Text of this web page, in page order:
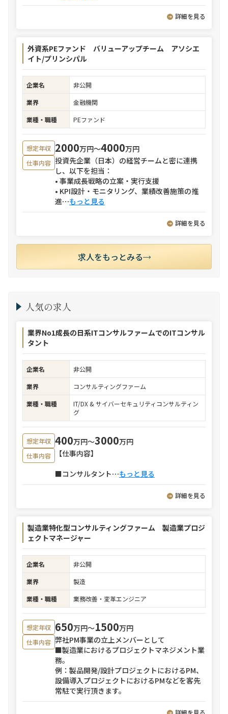
詳細を見る
外資系PEファンド バリューアップチーム アソシエ
イト/プリンシパル
企業名
非公開
業界
金融機関
業種・職種
PEファンド
想定年収 2000万円〜4000万円
仕事内容 投資先企業（日本）の経営チームと密に連携
し、以下を担当：
• 事業成長戦略の立案・実行支援
• KPI設計・モニタリング、業績改善施策の推
進⋯もっと見る
詳細を見る
求人をもっとみる
人気の求人
業界No1成長の日系ITコンサルファームでのITコンサル
タント
企業名
非公開
業界
コンサルティングファーム
業種・職種
IT/DX & サイバーセキュリティコンサルティン
グ
想定年収 400万円〜3000万円
仕事内容
【仕事内容】
■コンサルタント⋯もっと見る
詳細を見る
製造業特化型コンサルティングファーム 製造業プロジ
ェクトマネージャー
企業名
非公開
業界
製造
業種・職種
業務改善・変革エンジニア
想定年収 650万円〜1500万円
仕事内容 弊社PM事業の立上メンバーとして
■製造業におけるプロジェクトマネジメント業
務。
例：製品開発/設計プロジェクトにおけるPM、
設備導入プロジェクトにおけるPMなどを客先
常駐で実行頂きます。
詳細を見る